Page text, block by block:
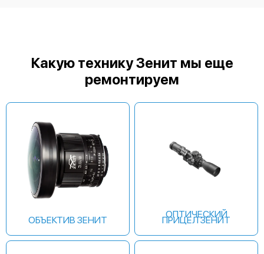
Какую технику Зенит мы еще
ремонтируем
ОБЪЕКТИВ ЗЕНИТ
ОПТИЧЕСКИЙ
ПРИЦЕЛ ЗЕНИТ